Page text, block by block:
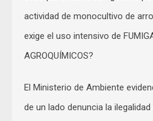
actividad de monocultivo de
exige el uso intensivo de
AGROQUÍMICOS?
El Ministerio de Ambiente
de un lado denuncia la